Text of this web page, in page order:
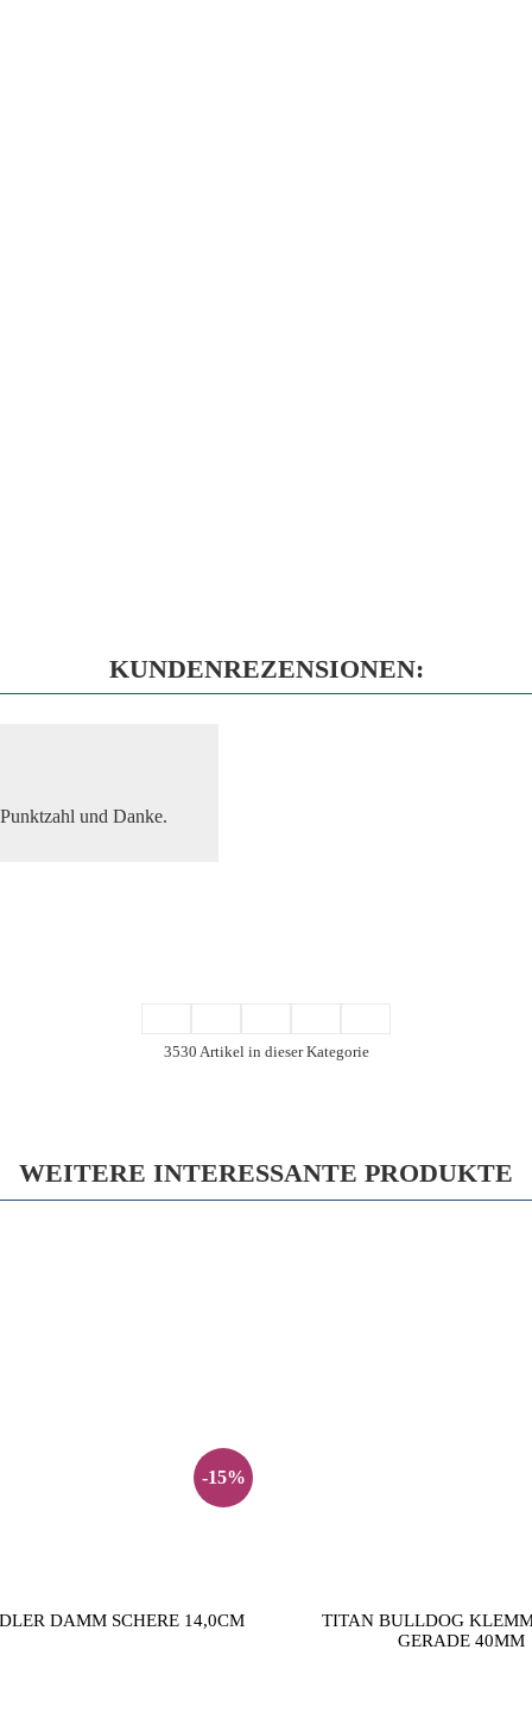
KUNDENREZENSIONEN:
und Danke.
3530 Artikel in dieser Kategorie
WEITERE INTERESSANTE PRODUKTE
-15%
DAMM SCHERE 14,0CM
TITAN BULLDOG
GERADE 40MM